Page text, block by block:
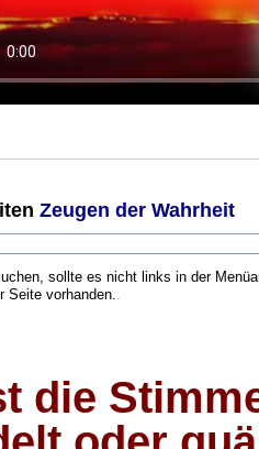
Zeugen der Wahrheit
sollte es nicht links in der
Seite vorhanden.
die